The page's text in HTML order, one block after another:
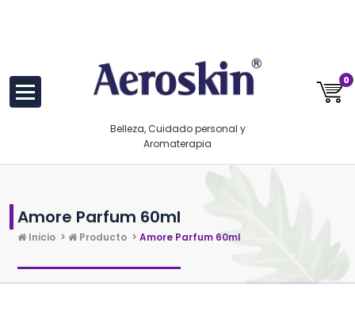
Belleza, Cuidado personal y
Aromaterapia
0
Amore Parfum 60ml
Inicio > Producto > Amore Parfum 60ml